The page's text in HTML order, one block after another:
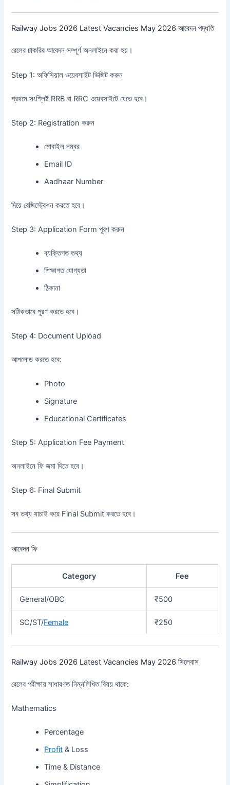
Railway Jobs 2026 Latest Vacancies May 2026 আবেদন পদ্ধতি
রেলের চাকরির আবেদন সম্পূর্ণ অনলাইনে করা হয়।
Step 1: অফিসিয়াল ওয়েবসাইট ভিজিট করুন
প্রথমে সংশ্লিষ্ট RRB বা RRC ওয়েবসাইটে যেতে হবে।
Step 2: Registration করুন
মোবাইল নম্বর
Email ID
Aadhaar Number
দিয়ে রেজিস্ট্রেশন করতে হবে।
Step 3: Application Form পূরণ করুন
ব্যক্তিগত তথ্য
শিক্ষাগত যোগ্যতা
ঠিকানা
সঠিকভাবে পূরণ করতে হবে।
Step 4: Document Upload
আপলোড করতে হবে:
Photo
Signature
Educational Certificates
Step 5: Application Fee Payment
অনলাইনে ফি জমা দিতে হবে।
Step 6: Final Submit
সব তথ্য যাচাই করে Final Submit করতে হবে।
আবেদন ফি
Category Fee
General/OBC ₹500
SC/ST/Female ₹250
Railway Jobs 2026 Latest Vacancies May 2026 সিলেবাস
রেলের পরীক্ষায় সাধারণত নিম্নলিখিত বিষয় থাকে:
Mathematics
Percentage
Profit & Loss
Time & Distance